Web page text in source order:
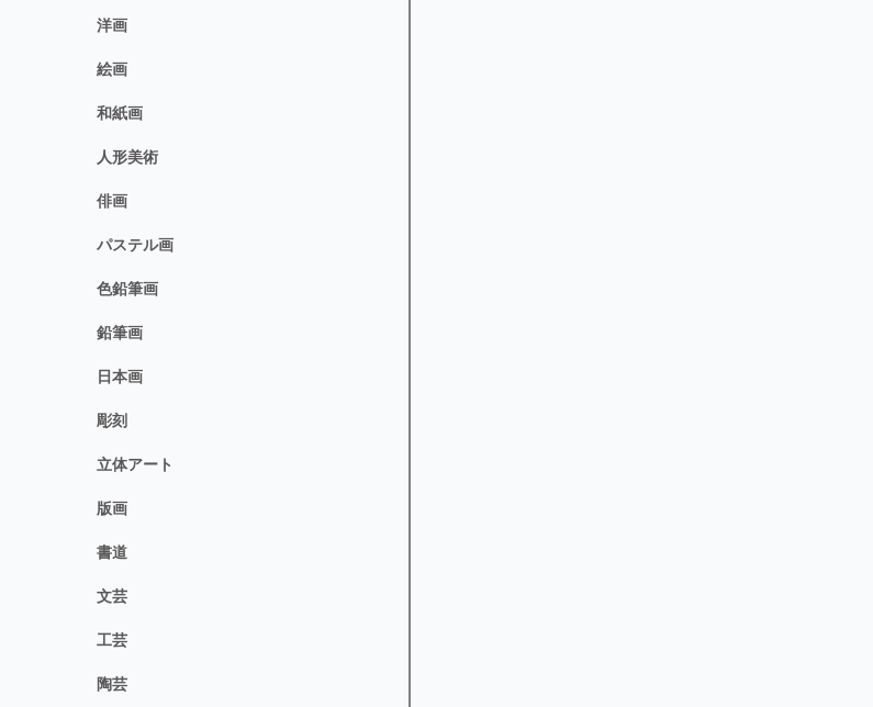
洋画
絵画
和紙画
人形美術
俳画
パステル画
色鉛筆画
鉛筆画
日本画
彫刻
立体アート
版画
書道
文芸
工芸
陶芸